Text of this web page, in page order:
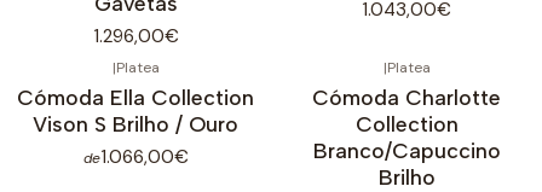
1.296,00€
1.043,00€
|Platea
Cómoda Ella Collection
Vison S Brilho / Ouro
de1.066,00€
|Platea
Cómoda Charlotte
Collection
Branco/Capuccino
Brilho